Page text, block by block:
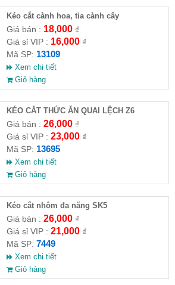
Kéo cắt cành hoa, tỉa cành cây
Giá bán : 18,000₫
Giá sỉ VIP : 16,000₫
Mã SP: 13109
Xem chi tiết
Giỏ hàng
KÉO CẮT THỨC ĂN QUAI LỆCH Z6
Giá bán : 26,000₫
Giá sỉ VIP : 23,000₫
Mã SP: 13695
Xem chi tiết
Giỏ hàng
Kéo cắt nhôm đa năng SK5
Giá bán : 26,000₫
Giá sỉ VIP : 21,000₫
Mã SP: 7449
Xem chi tiết
Giỏ hàng